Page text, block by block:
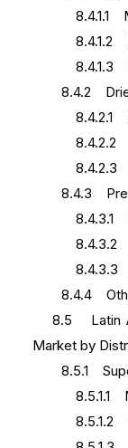
8.4.1.1
8.4.1.2
8.4.1.3
8.4.2 Dried
8.4.2.1
8.4.2.2
8.4.2.3
8.4.3
8.4.3.1
8.4.3.2
8.4.3.3
8.4.4
8.5 Latin
Market by
8.5.1
8.5.1.1
8.5.1.2